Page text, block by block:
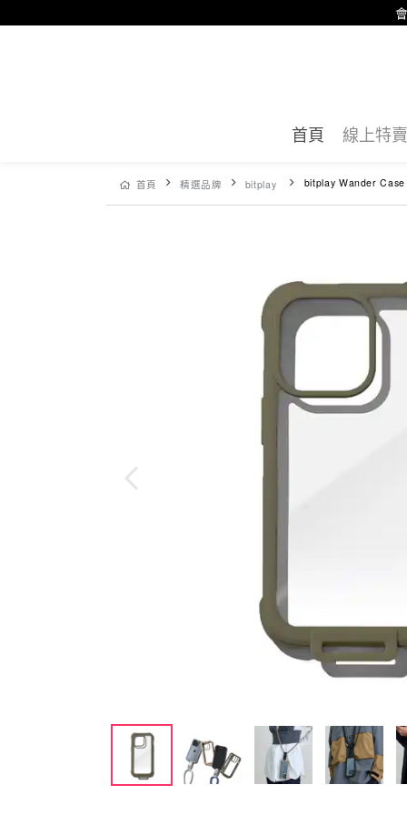
首頁 線上特
首頁 精選品牌 bitplay bitplay Wander Case 隨行殼